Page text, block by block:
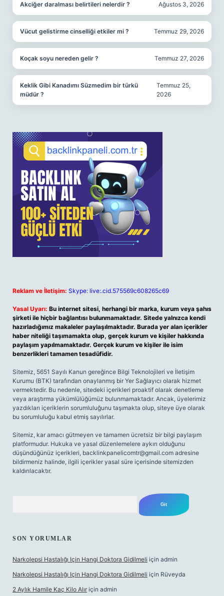
Akciğer daralması belirtileri nelerdir ? Ağustos 3, 2026
Vücut gelistirme cinselliği etkiler mi ? Temmuz 29, 2026
Koçak soyu nereden gelir ? Temmuz 27, 2026
Keklik Gibi Kanadımı Süzmedim bir türkü
müdür ?
Temmuz 25,
2026
Reklam ve İletişim: Skype: live:.cid.575569c608265c69
Yasal Uyarı: Bu internet sitesi, herhangi bir marka, kurum veya şahıs
şirketi ile hiçbir bağlantısı bulunmamaktadır. Sitede yalnızca kendi
hazırladığımız makaleler paylaşılmaktadır. Burada yer alan içerikler
haber niteliği taşımamakta olup, gerçek kurum ve kişiler hakkında
paylaşım yapılmamaktadır. Gerçek kurum ve kişiler ile isim
benzerlikleri tamamen tesadüfidir.
Sitemiz, 5651 Sayılı Kanun gereğince Bilgi Teknolojileri ve İletişim
Kurumu (BTK) tarafından onaylanmış bir Yer Sağlayıcı olarak hizmet
vermektedir. Bu nedenle, sitedeki içerikleri proaktif olarak denetleme
veya araştırma yükümlülüğümüz bulunmamaktadır. Ancak, üyelerimiz
yazdıkları içeriklerin sorumluluğunu taşımakta olup, siteye üye olarak
bu sorumluluğu kabul etmiş sayılırlar.
Sitemiz, kar amacı gütmeyen ve tamamen ücretsiz bir bilgi paylaşım
platformudur. Hukuka ve yasal düzenlemelere aykırı olduğunu
düşündüğünüz içerikleri, backlinkpanelicomtr@gmail.com adresine
bildirmeniz halinde, ilgili içerikler yasal süre içerisinde sitemizden
kaldırılacaktır.
SON YORUMLAR
Narkolepsi Hastalığı Için Hangi Doktora Gidilmeli için admin
Narkolepsi Hastalığı Için Hangi Doktora Gidilmeli için Rüveyda
2 Aylık Hamile Kaç Kilo Alır için admin